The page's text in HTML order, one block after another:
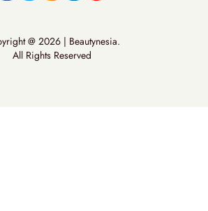
@ 2026 | Beautynesia.
All Rights Reserved